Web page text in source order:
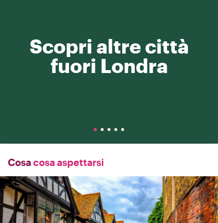
Scopri altre città
fuori Londra
Cosa cosa aspettarsi